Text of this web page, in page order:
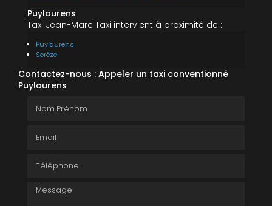
Puylaurens
Taxi Jean-Marc Taxi intervient à proximité de :
Puylaurens
Sorèze
Contactez-nous : Appeler un taxi conventionné
Puylaurens
Message